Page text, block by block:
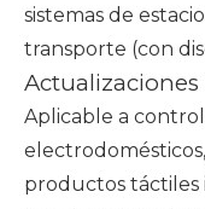
sistemas de
transporte (con
Aplicable a
productos táctiles